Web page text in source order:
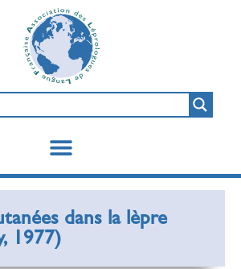
dans la lèpre
1977)